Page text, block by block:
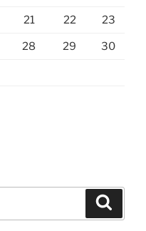
21 22 23
28 29 30